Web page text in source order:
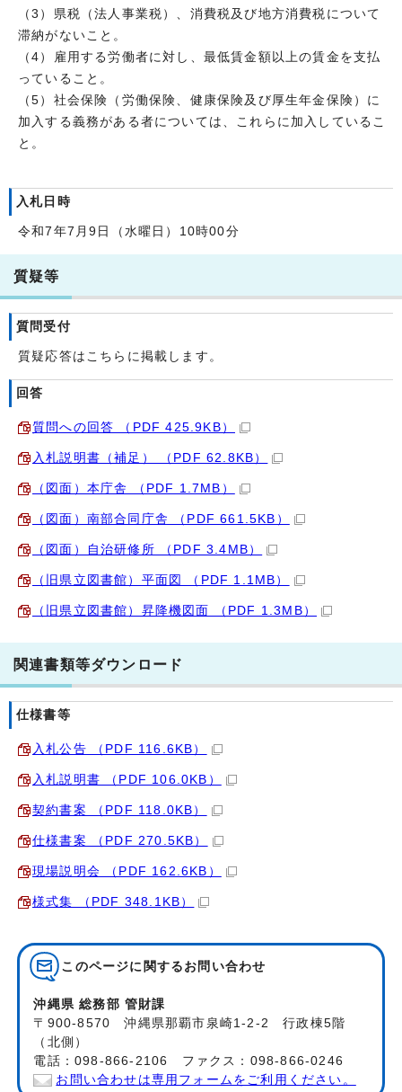
（3）県税（法人事業税）、消費税及び地方消費税について
滞納がないこと。
（4）雇用する労働者に対し、最低賃金額以上の賃金を支払
っていること。
（5）社会保険（労働保険、健康保険及び厚生年金保険）に
加入する義務がある者については、これらに加入しているこ
と。
入札日時
令和7年7月9日（水曜日）10時00分
質疑等
質問受付
質疑応答はこちらに掲載します。
回答
質問への回答 （PDF 425.9KB）
入札説明書（補足） （PDF 62.8KB）
（図面）本庁舎 （PDF 1.7MB）
（図面）南部合同庁舎 （PDF 661.5KB）
（図面）自治研修所 （PDF 3.4MB）
（旧県立図書館）平面図 （PDF 1.1MB）
（旧県立図書館）昇降機図面 （PDF 1.3MB）
関連書類等ダウンロード
仕様書等
入札公告 （PDF 116.6KB）
入札説明書 （PDF 106.0KB）
契約書案 （PDF 118.0KB）
仕様書案 （PDF 270.5KB）
現場説明会 （PDF 162.6KB）
様式集 （PDF 348.1KB）
このページに関する お問い合わせ
沖縄県 総務部 管財課
〒900-8570 沖縄県那覇市泉崎1-2-2 行政棟5階
（北側）
電話：098-866-2106 ファクス：098-866-0246
お問い合わせは専用フォームをご利用ください。